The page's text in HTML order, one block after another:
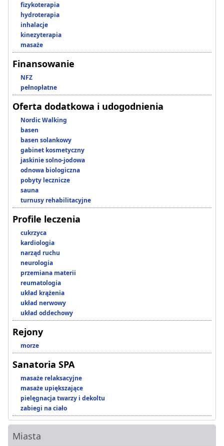
fizykoterapia
hydroterapia
inhalacje
kinezyterapia
masaże
Finansowanie
NFZ
pełnopłatne
Oferta dodatkowa i udogodnienia
Nordic Walking
basen
basen solankowy
gabinet kosmetyczny
jaskinie solno-jodowa
odnowa biologiczna
pobyty lecznicze
sauna
turnusy rehabilitacyjne
Profile leczenia
cukrzyca
kardiologia
narząd ruchu
neurologia
przemiana materii
reumatologia
układ krążenia
układ nerwowy
układ oddechowy
Rejony
morze
Sanatoria SPA
masaże relaksacyjne
masaże upiększające
pielęgnacja twarzy i dekoltu
zabiegi na ciało
Miasta